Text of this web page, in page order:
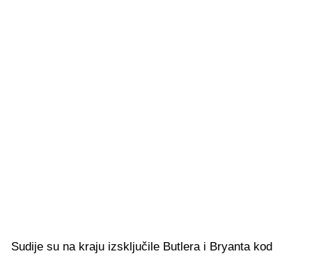
Sudije su na kraju izsključile Butlera i Bryanta kod